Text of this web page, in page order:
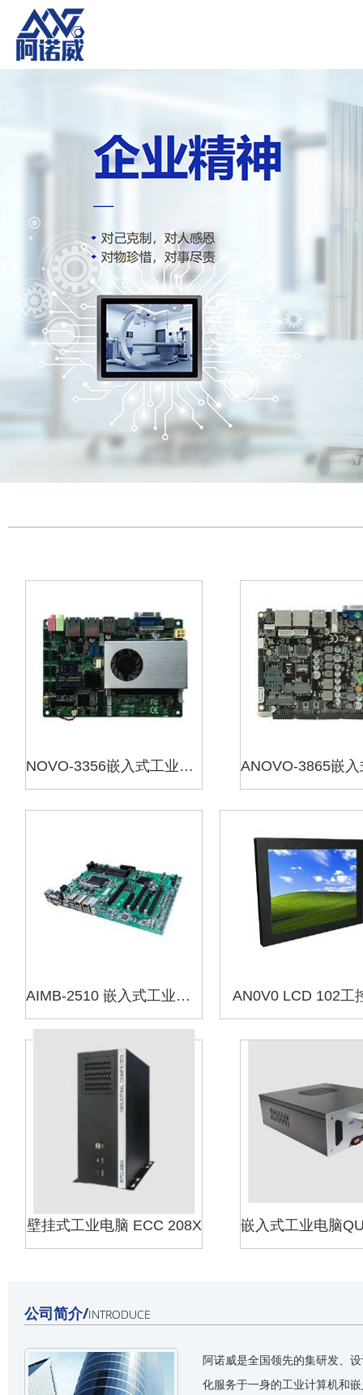
NOVO-3356嵌入式工业主板
AIMB-2510 嵌入式工业主板 AN0V0 LCD 102工
壁挂式工业电脑 ECC 208X
公司简介/INTRODUCE
阿诺威是全国领先的集研发、
化服务于一身的工业计算机和